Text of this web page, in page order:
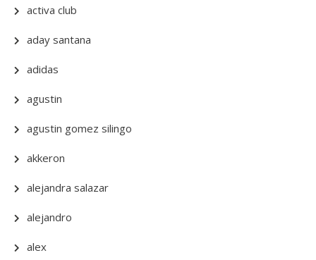
activa club
aday santana
adidas
agustin
agustin gomez silingo
akkeron
alejandra salazar
alejandro
alex